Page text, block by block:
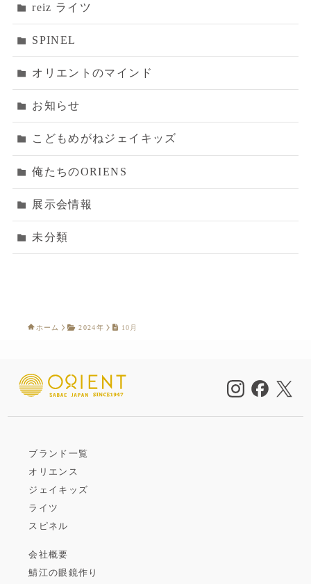
reiz ライツ
SPINEL
オリエントのマインド
お知らせ
こどもめがねジェイキッズ
俺たちのORIENS
展示会情報
未分類
ホーム 2024年 10月
ブランド一覧
オリエンス
ジェイキッズ
ライツ
スピネル
会社概要
鯖江の眼鏡作り